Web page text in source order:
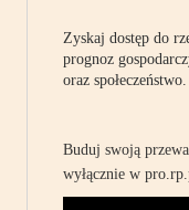
Zyskaj dostęp do
prognoz
oraz społeczeństwo.
Buduj swoją
wyłącznie w